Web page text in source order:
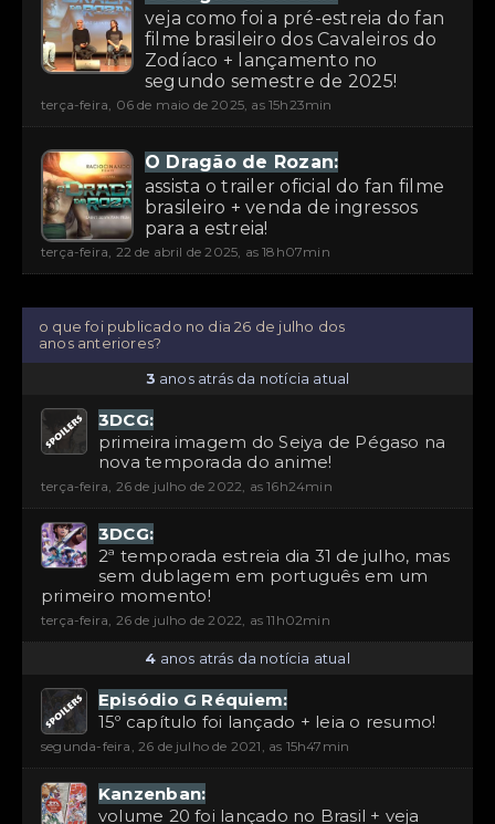
veja como foi a pré-estreia do fan
filme brasileiro dos Cavaleiros do
Zodíaco + lançamento no
segundo semestre de 2025!
terça-feira, 06 de maio de 2025, as 15h23min
O Dragão de Rozan:
assista o trailer oficial do fan filme
brasileiro + venda de ingressos
para a estreia!
terça-feira, 22 de abril de 2025, as 18h07min
o que foi publicado no dia 26 de julho dos
anos anteriores?
3 anos atrás da notícia atual
3DCG:
primeira imagem do Seiya de Pégaso na
nova temporada do anime!
terça-feira, 26 de julho de 2022, as 16h24min
3DCG:
2ª temporada estreia dia 31 de julho, mas
sem dublagem em português em um
primeiro momento!
terça-feira, 26 de julho de 2022, as 11h02min
4 anos atrás da notícia atual
Episódio G Réquiem:
15º capítulo foi lançado + leia o resumo!
segunda-feira, 26 de julho de 2021, as 15h47min
Kanzenban:
volume 20 foi lançado no Brasil + veja